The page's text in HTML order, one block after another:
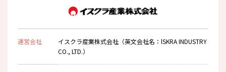
運営会社
イスクラ産業株式会社（英文会社名：lSKRA INDUSTRY
CO., LTD.）